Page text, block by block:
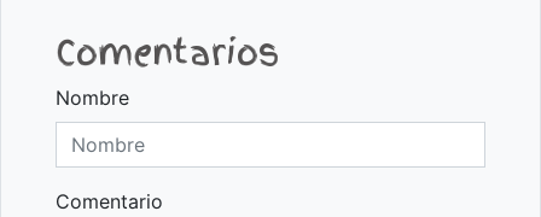
Comentarios
Nombre
Comentario